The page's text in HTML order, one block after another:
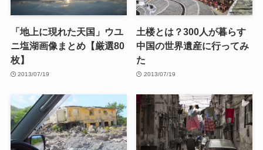
「地上に現れた天国」ウユ
ニ塩湖画像まとめ【厳選80
枚】
2013/07/19
土楼とは？300人が暮らす
中国の世界遺産に行ってみ
た
2013/07/19